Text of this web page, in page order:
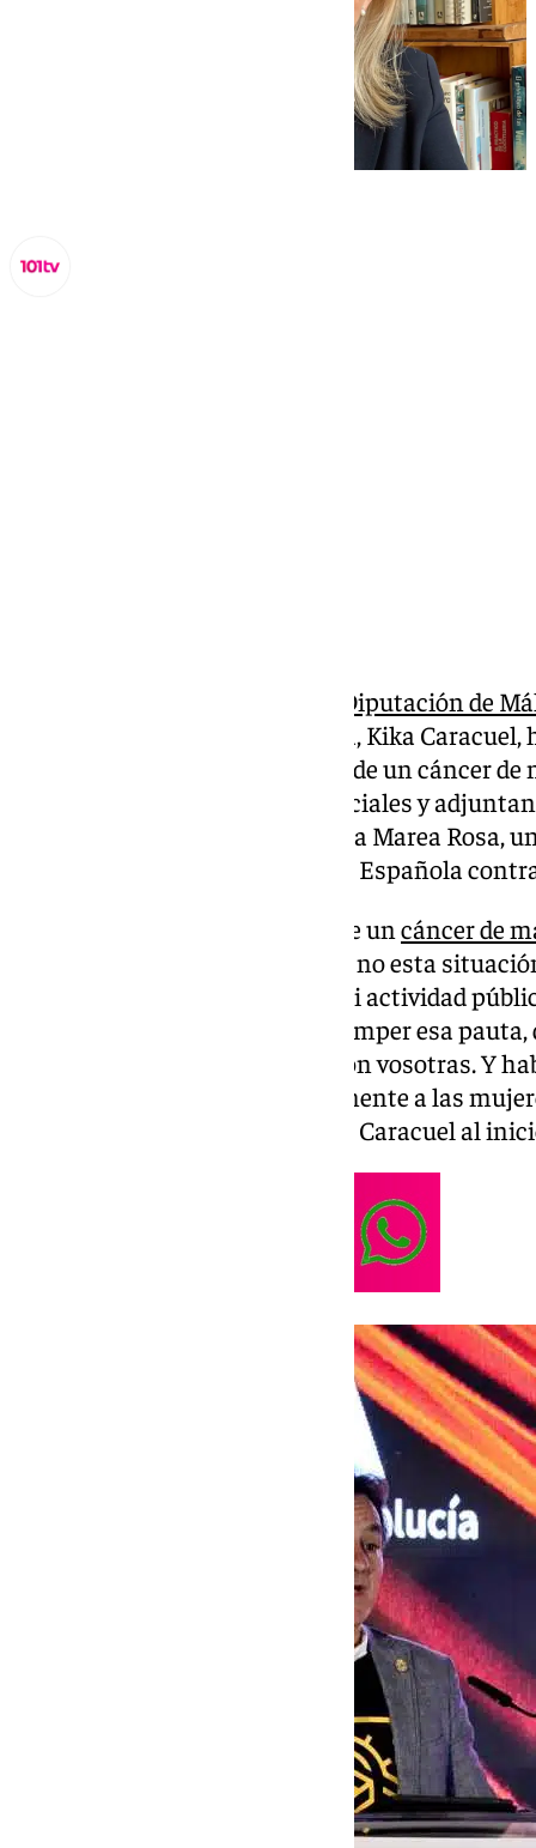
Diputación de
en el Ayuntamiento de Marbella, Kika
recientemente ha sido operada de un cáncer
un comunicado en sus redes sociales y
mismo domingo 12ª edición de la Marea Rosa,
precisamente por la Asociación Española
«Hace unos días me operaron de un cáncer de
pensado mucho si comunicar o no esta
separado mi vida personal de mi actividad
siento en estos momentos al romper esa
responsabilidad, compartirlo con vosotras. Y
cáncer nos afecta mayoritariamente a las
hombres de padecerlo», expresa Caracuel al